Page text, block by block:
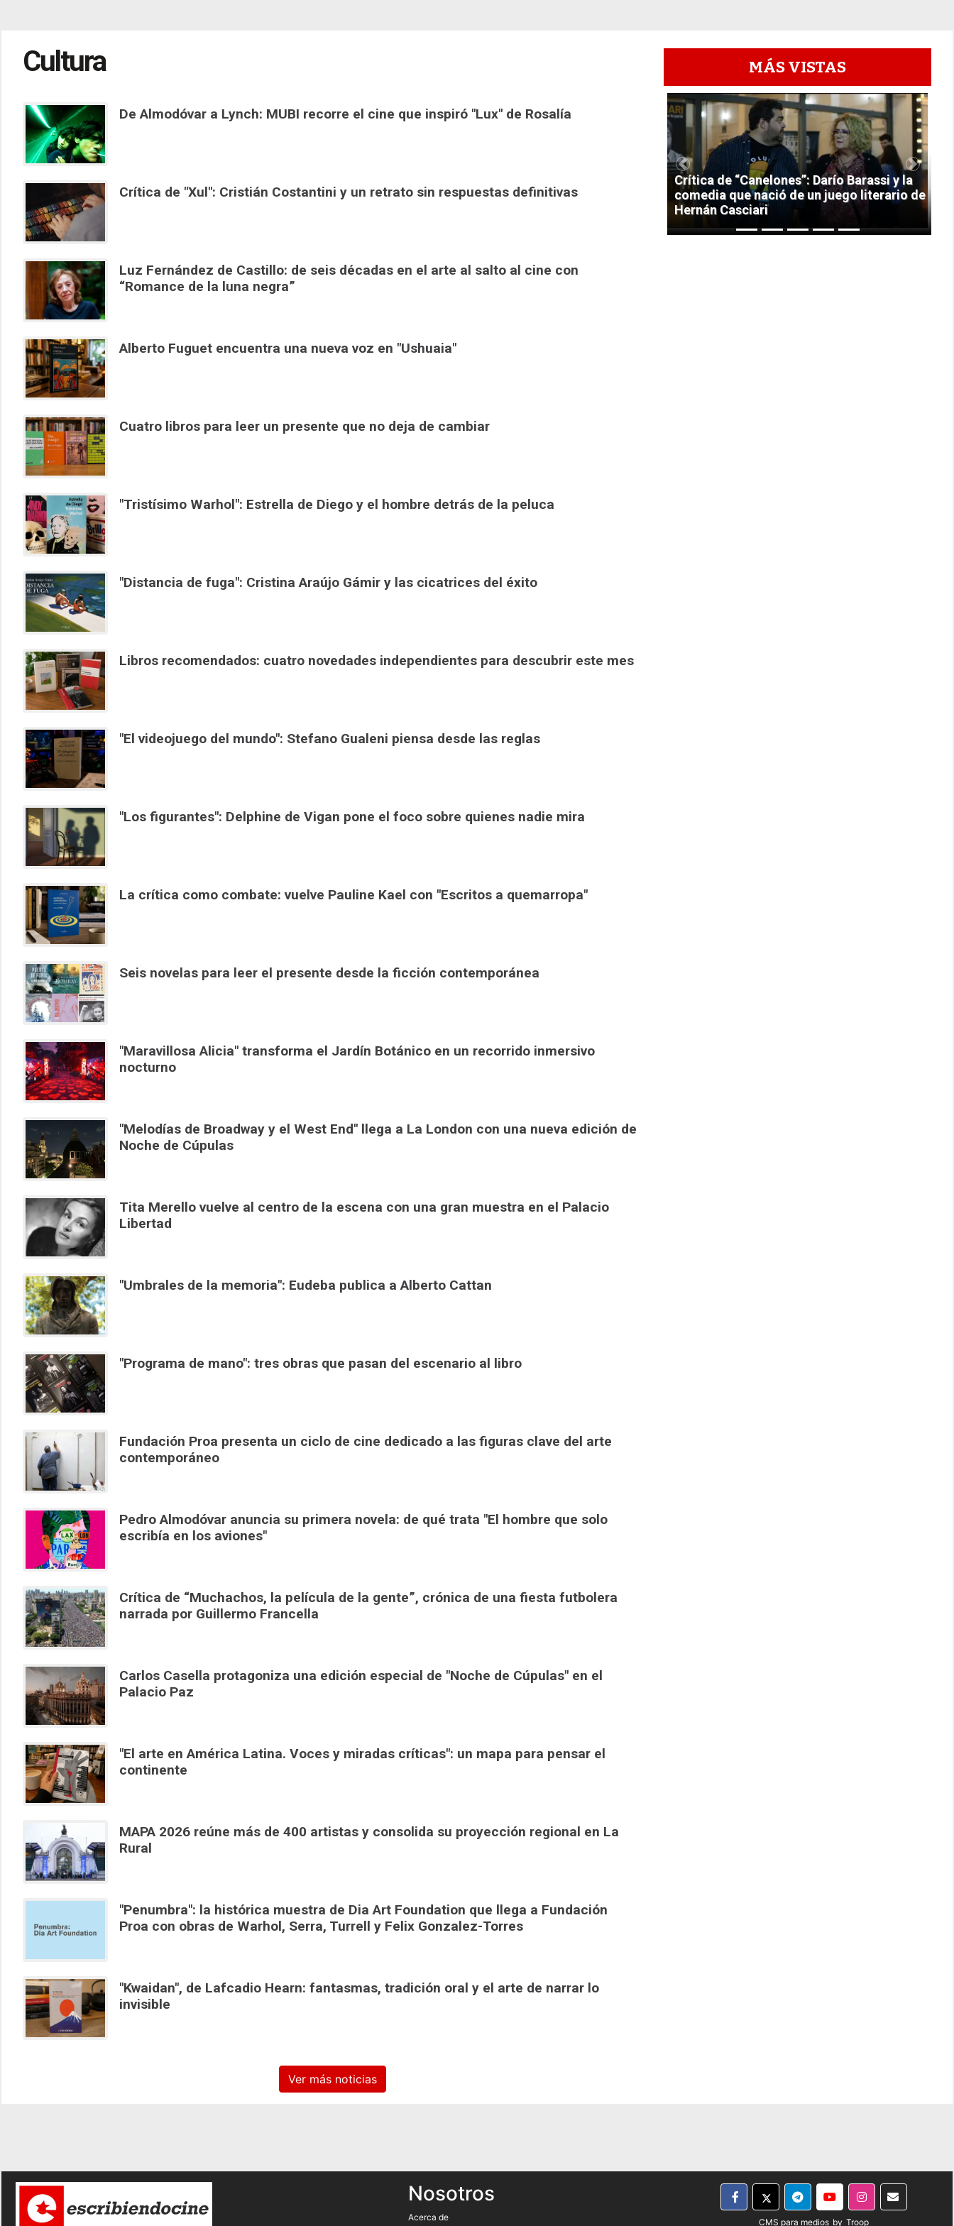
Cultura
De Almodóvar a Lynch: MUBI recorre el cine que inspiró "Lux" de Rosalía
Crítica de "Xul": Cristián Costantini y un retrato sin respuestas definitivas
Luz Fernández de Castillo: de seis décadas en el arte al salto al cine con
“Romance de la luna negra”
Alberto Fuguet encuentra una nueva voz en "Ushuaia"
Cuatro libros para leer un presente que no deja de cambiar
"Tristísimo Warhol": Estrella de Diego y el hombre detrás de la peluca
"Distancia de fuga": Cristina Araújo Gámir y las cicatrices del éxito
Libros recomendados: cuatro novedades independientes para descubrir este mes
"El videojuego del mundo": Stefano Gualeni piensa desde las reglas
"Los figurantes": Delphine de Vigan pone el foco sobre quienes nadie mira
La crítica como combate: vuelve Pauline Kael con "Escritos a quemarropa"
Seis novelas para leer el presente desde la ficción contemporánea
"Maravillosa Alicia" transforma el Jardín Botánico en un recorrido inmersivo
nocturno
"Melodías de Broadway y el West End" llega a La London con una nueva edición de
Noche de Cúpulas
Tita Merello vuelve al centro de la escena con una gran muestra en el Palacio
Libertad
"Umbrales de la memoria": Eudeba publica a Alberto Cattan
"Programa de mano": tres obras que pasan del escenario al libro
Fundación Proa presenta un ciclo de cine dedicado a las figuras clave del arte
contemporáneo
Pedro Almodóvar anuncia su primera novela: de qué trata "El hombre que solo
escribía en los aviones"
Crítica de “Muchachos, la película de la gente”, crónica de una fiesta futbolera
narrada por Guillermo Francella
Carlos Casella protagoniza una edición especial de "Noche de Cúpulas" en el
Palacio Paz
"El arte en América Latina. Voces y miradas críticas": un mapa para pensar el
continente
MAPA 2026 reúne más de 400 artistas y consolida su proyección regional en La
Rural
"Penumbra": la histórica muestra de Dia Art Foundation que llega a Fundación
Proa con obras de Warhol, Serra, Turrell y Felix Gonzalez-Torres
"Kwaidan", de Lafcadio Hearn: fantasmas, tradición oral y el arte de narrar lo
invisible
Ver más noticias
MÁS VISTAS
1
Crítica de “Canelones”: Darío Barassi y la
comedia que nació de un juego literario de
Hernán Casciari
Previous Next
Nosotros
Acerca de
CMS para medios by Troop